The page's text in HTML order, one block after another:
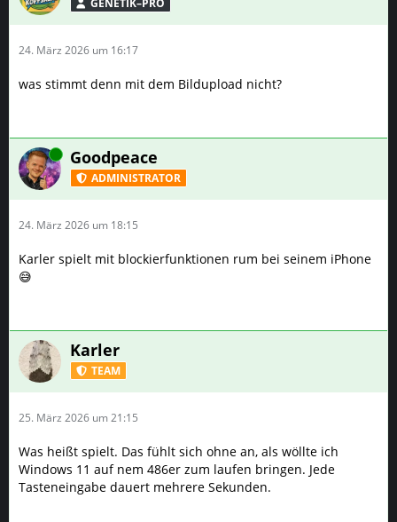
Online Goodpeace
24. März 2026 um 18:15
😅
TEAM
25. März 2026 um 21:15
Windows 11 auf nem 486er zum laufen bringen. Jede
Tasteneingabe dauert mehrere Sekunden.